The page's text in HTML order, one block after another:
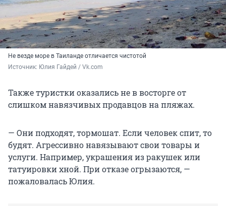
Не везде море в Таиланде отличается чистотой
Источник: Юлия Гайдей / Vk.com
Также туристки оказались не в восторге от
слишком навязчивых продавцов на пляжах.
— Они подходят, тормошат. Если человек спит, то
будят. Агрессивно навязывают свои товары и
услуги. Например, украшения из ракушек или
татуировки хной. При отказе огрызаются, —
пожаловалась Юлия.